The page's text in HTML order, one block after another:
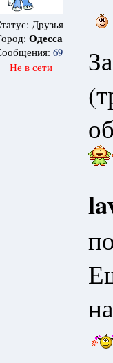
Друзья
Одесса
69
Не в сети